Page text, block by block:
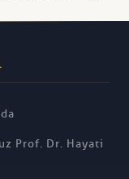
Prof. Dr. Hayati